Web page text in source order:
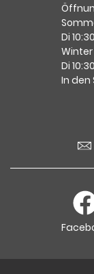
Di
Di
In den